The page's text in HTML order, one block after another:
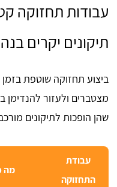
עבודות תחזוקה
תיקונים יקרים
ביצוע תחזוקה שוטפת
מצטברים ולעזור להנדימן
שהן הופכות לתיקונים
עבודת
התחזוקה
מה